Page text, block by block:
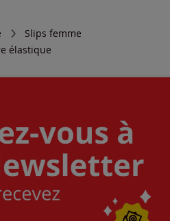
Slips femme
élastique